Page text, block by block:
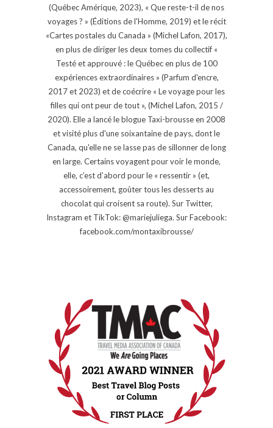
(Québec Amérique, 2023), « Que reste-t-il de nos
voyages ? » (Éditions de l'Homme, 2019) et le récit
«Cartes postales du Canada » (Michel Lafon, 2017),
en plus de diriger les deux tomes du collectif «
Testé et approuvé : le Québec en plus de 100
expériences extraordinaires » (Parfum d'encre,
2017 et 2023) et de coécrire « Le voyage pour les
filles qui ont peur de tout », (Michel Lafon, 2015 /
2020). Elle a lancé le blogue Taxi-brousse en 2008
et visité plus d'une soixantaine de pays, dont le
Canada, qu'elle ne se lasse pas de sillonner de long
en large. Certains voyagent pour voir le monde,
elle, c’est d’abord pour le « ressentir » (et,
accessoirement, goûter tous les desserts au
chocolat qui croisent sa route). Sur Twitter,
Instagram et TikTok: @mariejuliega. Sur Facebook:
facebook.com/montaxibrousse/